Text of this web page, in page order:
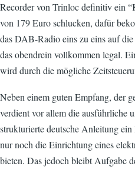
Recorder von Trinloc definitiv ein
von 179 Euro schlucken, dafür
das DAB-Radio eins zu eins auf
das obendrein vollkommen legal.
wird durch die mögliche
Neben einem guten Empfang, der
verdient vor allem die ausführliche
strukturierte deutsche Anleitung
nur noch die Einrichtung eines
bieten. Das jedoch bleibt Aufgabe